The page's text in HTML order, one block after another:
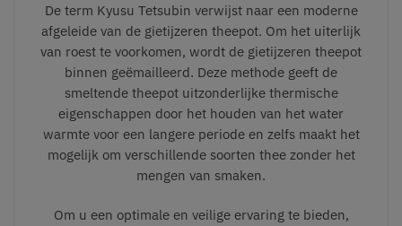
De term Kyusu Tetsubin verwijst naar een moderne
afgeleide van de gietijzeren theepot. Om het uiterlijk
van roest te voorkomen, wordt de gietijzeren theepot
binnen geëmailleerd. Deze methode geeft de
smeltende theepot uitzonderlijke thermische
eigenschappen door het houden van het water
warmte voor een langere periode en zelfs maakt het
mogelijk om verschillende soorten thee zonder het
mengen van smaken.
Om u een optimale en veilige ervaring te bieden,